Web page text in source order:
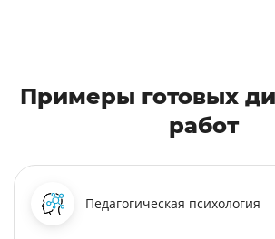
Примеры готовых
работ
Педагогическая психология